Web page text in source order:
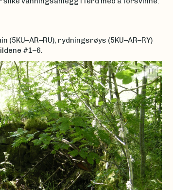
(5KU–AR–RU), rydningsrøys (5KU–AR–RY)
#1–6.